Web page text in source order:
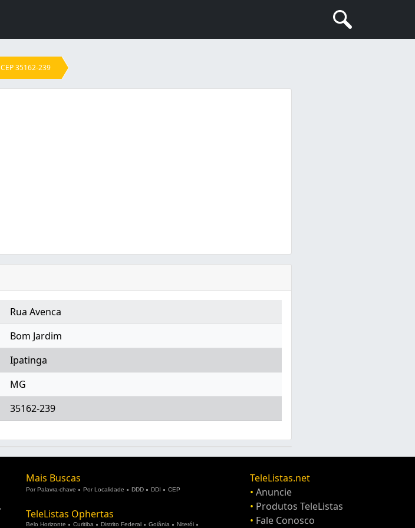
CEP 35162-239
Rua Avenca
Bom Jardim
Ipatinga
MG
35162-239
Mais Buscas
Por Palavra-chave Por Localidade DDD DDI CEP
TeleListas Ophertas
Belo Horizonte Curitiba Distrito Federal Goiânia Niterói
TeleListas.net
• Anuncie
• Produtos TeleListas
• Fale Conosco